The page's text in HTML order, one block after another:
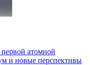
первой атомной
и новые перспективы